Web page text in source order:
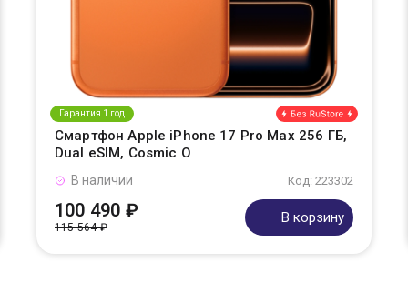
Гарантия 1 год
Смартфон Apple iPhone 17 Pro Max 256 ГБ,
Dual eSIM, Cosmic O
Код: 223302
В наличии
100 490 ₽
115 564 ₽
В корзину